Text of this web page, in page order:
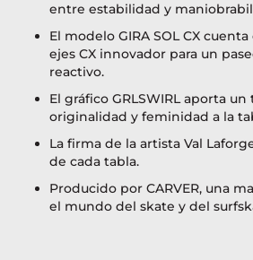
entre estabilidad y
El modelo GIRA SOL CX
ejes CX innovador para un
reactivo.
El gráfico GRLSWIRL aporta
originalidad y feminidad a la
La firma de la artista Val
de cada tabla.
Producido por CARVER, una
el mundo del skate y del